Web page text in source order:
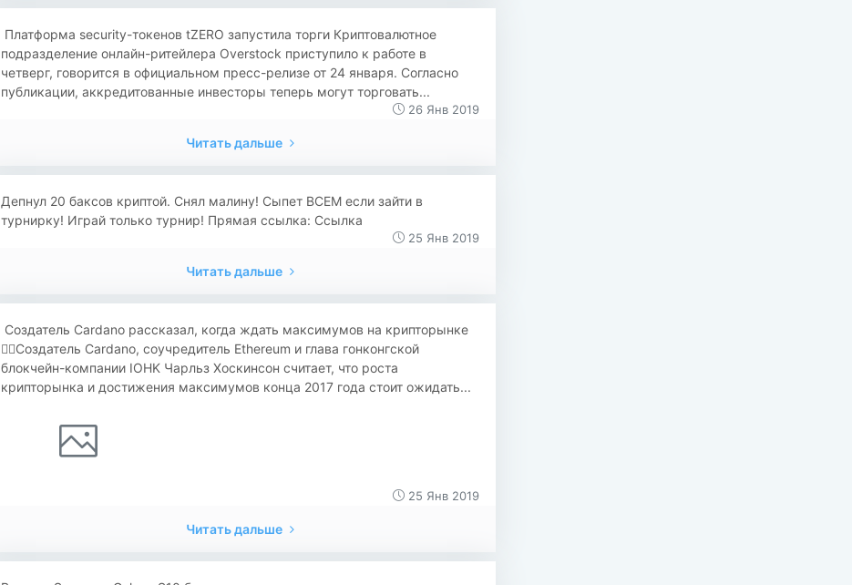
​ Платформа security-токенов tZERO запустила торги Криптовалютное
подразделение онлайн-ритейлера Overstock приступило к работе в
четверг, говорится в официальном пресс-релизе от 24 января. Согласно
публикации, аккредитованные инвесторы теперь могут торговать...
26 Янв 2019
Читать дальше
​​Депнул 20 баксов криптой. Снял малину! Сыпет ВСЕМ если зайти в
турнирку! Играй только турнир! Прямая ссылка: Ссылка
25 Янв 2019
Читать дальше
​​ Создатель Cardano рассказал, когда ждать максимумов на крипторынке
☝🏻Создатель Cardano, соучредитель Ethereum и глава гонконгской
блокчейн-компании IOHK Чарльз Хоскинсон считает, что роста
крипторынка и достижения максимумов конца 2017 года стоит ожидать...
25 Янв 2019
Читать дальше